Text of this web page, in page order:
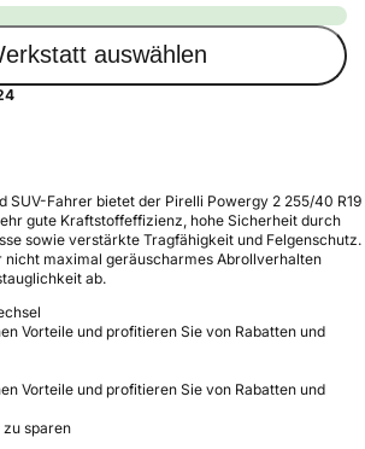
auswählen
SUV-Fahrer bietet der Pirelli Powergy 2 255/40 R19
gute Kraftstoffeffizienz, hohe Sicherheit durch
sowie verstärkte Tragfähigkeit und Felgenschutz.
nicht maximal geräuscharmes Abrollverhalten
ab.
Vorteile und profitieren Sie von Rabatten und
Vorteile und profitieren Sie von Rabatten und
zu sparen